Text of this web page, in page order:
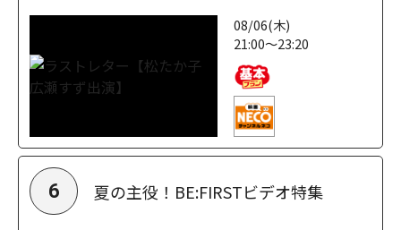
08/06(木)
21:00～23:20
6 夏の主役！BE:FIRSTビデオ特集